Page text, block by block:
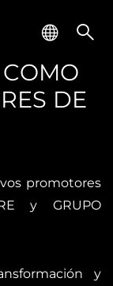
DE
promotores
y GRUPO
y